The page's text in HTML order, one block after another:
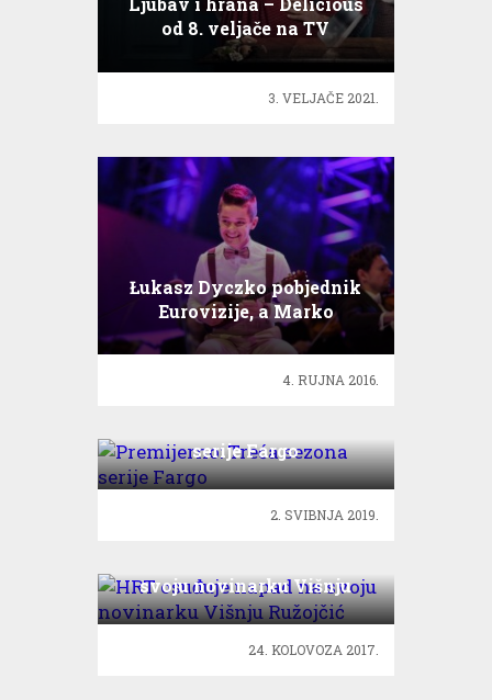
od 8. veljače na TV
3. VELJAČE 2021.
Łukasz Dyczko pobjednik
Eurovizije, a Marko
Martinović je..
4. RUJNA 2016.
serije Fargo
2. SVIBNJA 2019.
svoju novinarku Višnju
Ružojčić
24. KOLOVOZA 2017.